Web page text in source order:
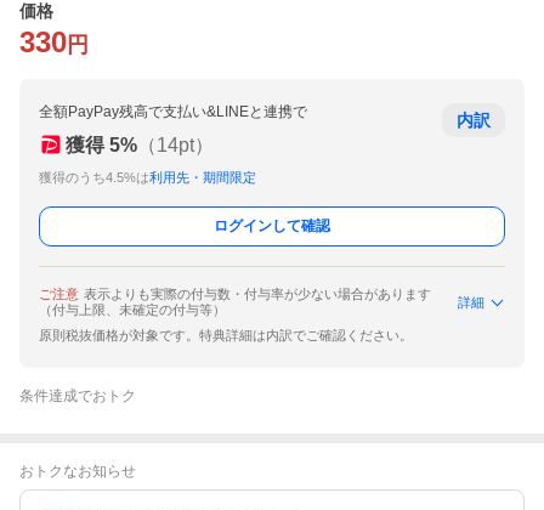
価格
330 円
全額PayPay残高で支払い&LINEと連携で
獲得 5% （14pt）
獲得のうち4.5%は利用先・期間限定
内訳
ログインして確認
ご注意 表示よりも実際の付与数・付与率が少ない場合があります
（付与上限、未確定の付与等）
詳細
原則税抜価格が対象です。特典詳細は内訳でご確認ください。
条件達成でおトク
おトクなお知らせ